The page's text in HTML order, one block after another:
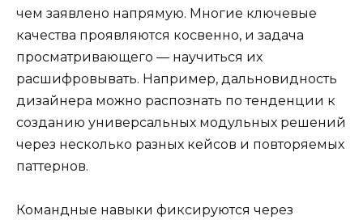
чем заявлено напрямую. Многие ключевые
качества проявляются косвенно, и задача
просматривающего — научиться их
расшифровывать. Например, дальновидность
дизайнера можно распознать по тенденции к
созданию универсальных модульных решений
через несколько разных кейсов и повторяемых
паттернов.
Командные навыки фиксируются через